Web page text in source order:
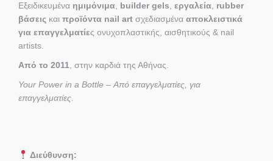
Εξειδικευμένα ημιμόνιμα builder gels εργαλεία rubber
βάσεις και προϊόντα nail art σχεδιασμένα αποκλειστικά
για επαγγελματίες ονυχοπλαστικής, αισθητικούς & nail
artists.
Από το 2011 , στην καρδιά της Αθήνας.
Your Power in a Bottle – Από επαγγελματίες, για
επαγγελματίες.
Διεύθυνση: